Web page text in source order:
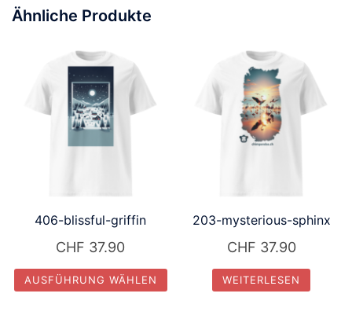
Ähnliche Produkte
406-blissful-griffin
CHF 37.90
AUSFÜHRUNG WÄHLEN
203-mysterious-sphinx
CHF 37.90
WEITERLESEN